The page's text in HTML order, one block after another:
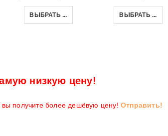
ВЫБРАТЬ ... ВЫБРАТЬ ...
низкую цену!
получите более дешёвую цену! Отправить!